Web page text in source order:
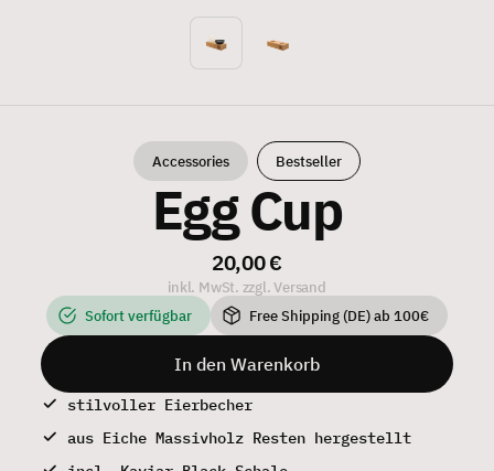
Accessories Bestseller
Egg Cup
20,00 €
inkl. MwSt. zzgl. Versand
Sofort verfügbar
Free Shipping (DE) ab 100€
In den Warenkorb
stilvoller Eierbecher
aus Eiche Massivholz Resten hergestellt